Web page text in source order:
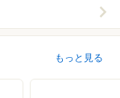
もっと見る